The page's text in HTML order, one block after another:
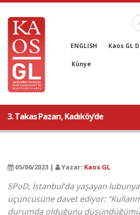
ENGLISH Kaos GL
Künye
3. Takas Pazarı, Kadıköy’de
05/06/2023 | Yazar: Kaos GL
SPoD, İstanbul’da yaşayan
üçüncüsüne davet ediyor:
durumda olduğunu